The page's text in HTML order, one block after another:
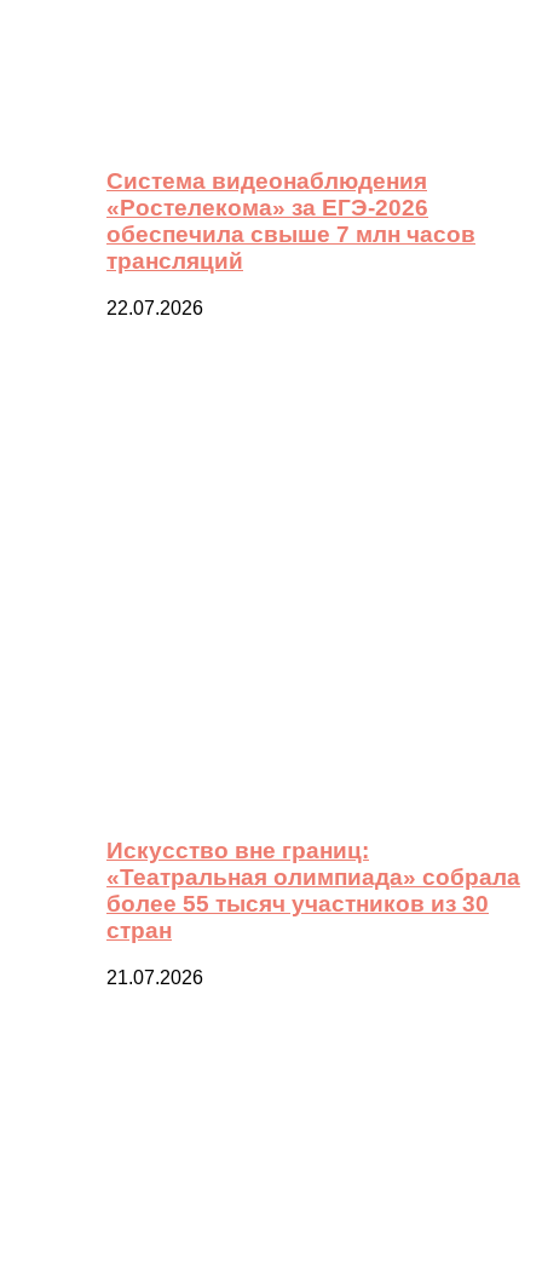
Система видеонаблюдения
«Ростелекома» за ЕГЭ-2026
обеспечила свыше 7 млн часов
трансляций
22.07.2026
Искусство вне границ:
«Театральная олимпиада» собрала
более 55 тысяч участников из 30
стран
21.07.2026